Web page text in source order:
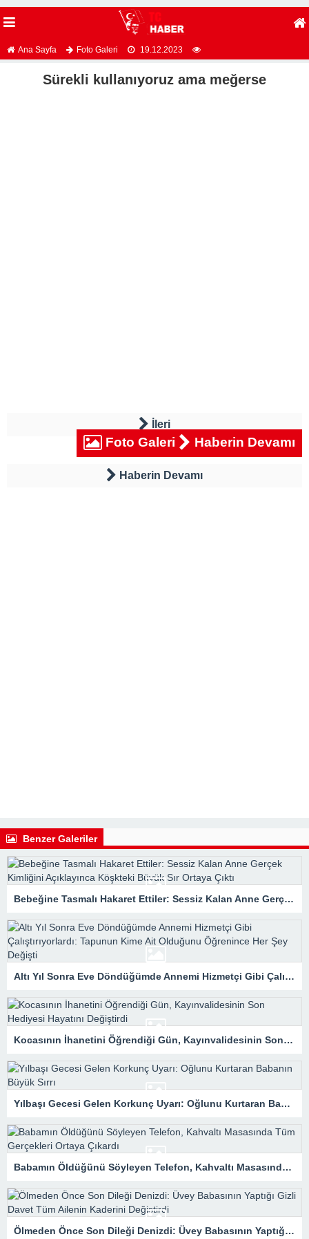
Ana Sayfa Foto Galeri 19.12.2023
Sürekli kullanıyoruz ama meğerse
İleri
Foto Galeri Haberin Devamı
Haberin Devamı
Benzer Galeriler
Bebeğine Tasmalı Hakaret Ettiler: Sessiz Kalan Anne Gerçek Kimliğini Açıklayınca Köşkteki Büyük Sır Ortaya Çıktı
Altı Yıl Sonra Eve Döndüğümde Annemi Hizmetçi Gibi Çalıştırıyorlardı: Tapunun Kime Ait Olduğunu Öğrenince Her Şey Değişti
Kocasının İhanetini Öğrendiği Gün, Kayınvalidesinin Son Hediyesi Hayatını Değiştirdi
Yılbaşı Gecesi Gelen Korkunç Uyarı: Oğlunu Kurtaran Babanın Büyük Sırrı
Babamın Öldüğünü Söyleyen Telefon, Kahvaltı Masasında Tüm Gerçekleri Ortaya Çıkardı
Ölmeden Önce Son Dileği Denizdi: Üvey Babasının Yaptığı Gizli Davet Tüm Ailenin Kaderini Değiştirdi